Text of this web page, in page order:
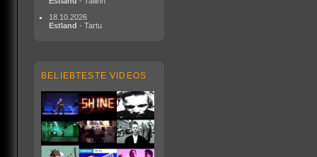
18.10.2026
Estland - Tartu
BELIEBTESTE VIDEOS